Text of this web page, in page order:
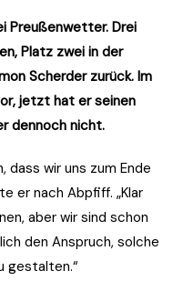
Preußenwetter. Drei
Platz zwei in der
Scherder zurück. Im
jetzt hat er seinen
dennoch nicht.
dass wir uns zum Ende
er nach Abpfiff. „Klar
aber wir sind schon
den Anspruch, solche
gestalten.“